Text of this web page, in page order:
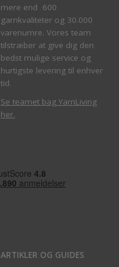
mere end 600
garnkvaliteter og 30.000
varenumre. Vores team
tilstræber at give dig den
bedst mulige service og
hurtigste levering til enhver
tid.
Se teamet bag YarnLiving
her.
ARTIKLER OG GUIDES